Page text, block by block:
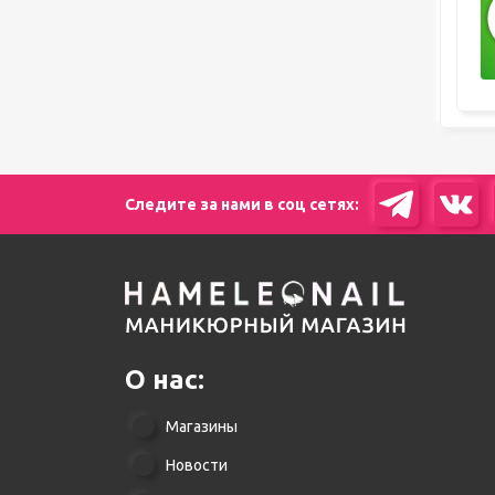
Следите за нами в соц сетях:
О нас:
Магазины
Новости